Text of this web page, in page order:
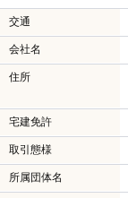
交通
会社名
住所
宅建免許
取引態様
所属団体名